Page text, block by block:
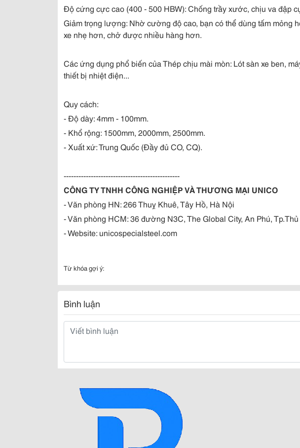
Độ cứng cực cao (400 - 500 HBW): Chống trầy xước, chịu va đập
Giảm trọng lượng: Nhờ cường độ cao, bạn có thể dùng tấm mỏng
xe nhẹ hơn, chở được nhiều hàng hơn.
Các ứng dụng phổ biến của Thép chịu mài mòn: Lót sàn xe ben,
thiết bị nhiệt điện...
Quy cách:
- Độ dày: 4mm - 100mm.
- Khổ rộng: 1500mm, 2000mm, 2500mm.
- Xuất xứ: Trung Quốc (Đầy đủ CO, CQ).
-----------------------------------------------
CÔNG TY TNHH CÔNG NGHIỆP VÀ THƯƠNG MẠI UNICO
- Văn phòng HN: 266 Thuỵ Khuê, Tây Hồ, Hà Nội
- Văn phòng HCM: 36 đường N3C, The Global City, An Phú,
- Website: unicospecialsteel.com
Từ khóa gợi ý:
Bình luận